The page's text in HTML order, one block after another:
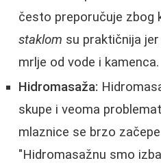
često preporučuje zbog
staklom su praktičnija
mrlje od vode i kamenca.
Hidromasaža:
skupe i veoma
mlaznice se brzo
"Hidromasažnu smo